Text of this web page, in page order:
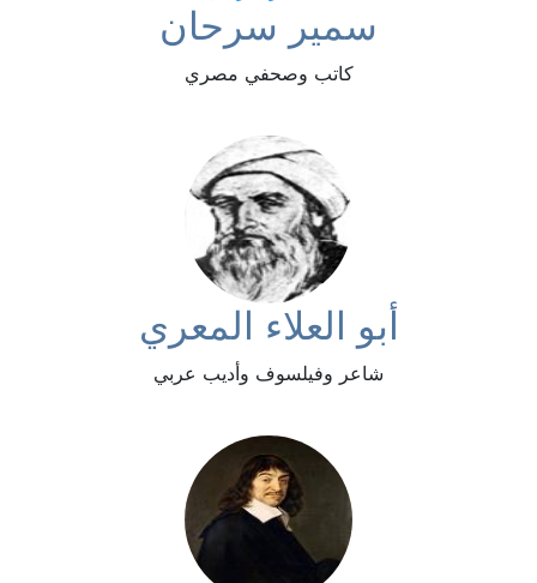
سمير سرحان
كاتب وصحفي مصري
أبو العلاء المعري
شاعر وفيلسوف وأديب عربي